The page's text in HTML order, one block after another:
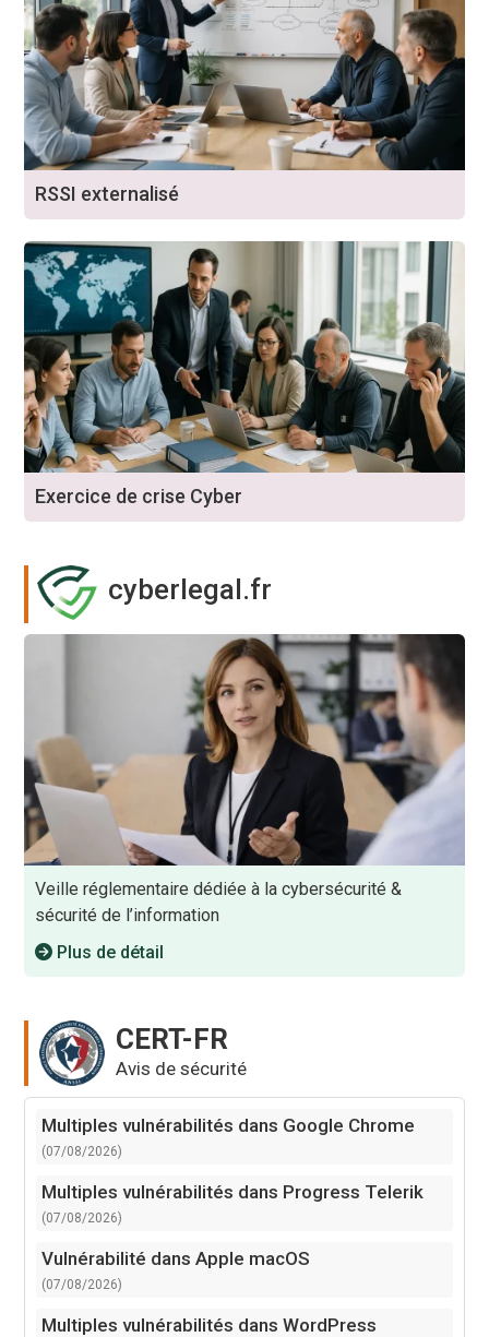
RSSI externalisé
Exercice de crise Cyber
cyberlegal.fr
Veille réglementaire dédiée à la cybersécurité &
sécurité de l’information
Plus de détail
CERT-FR
Avis de sécurité
Multiples vulnérabilités dans Google Chrome
(07/08/2026)
Multiples vulnérabilités dans Progress Telerik
(07/08/2026)
Vulnérabilité dans Apple macOS
(07/08/2026)
Multiples vulnérabilités dans WordPress